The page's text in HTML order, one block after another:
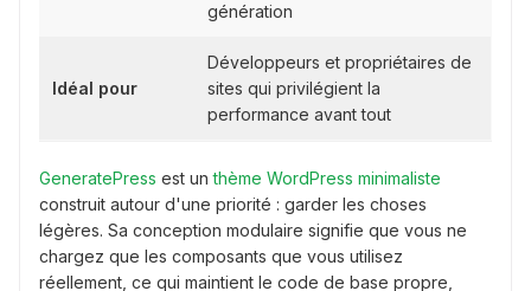
génération
Idéal pour
Développeurs et propriétaires de
sites qui privilégient la
performance avant tout
GeneratePress est unthème WordPress minimaliste
construit autour d'une priorité : garder les choses
légères. Sa conception modulaire signifie que vous ne
chargez que les composants que vous utilisez
réellement, ce qui maintient le code de base propre,